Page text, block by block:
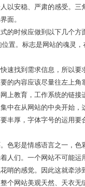
以安稳、严肃的感受。
面。
的时候应做到以下几个方
置。标志是网站的魂灵
速找到需求信息，所以要
的内容应该尽量往左上
上教育，工作系统的链
中在从网站的中央开始，
丰厚，字体字号的运用要
色彩是情感语言之一，
人们。一个网站不可能
哨的感觉。因此这就牵
个网站美观天然、天衣